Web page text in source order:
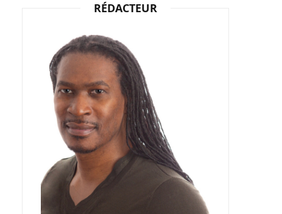
RÉDACTEUR